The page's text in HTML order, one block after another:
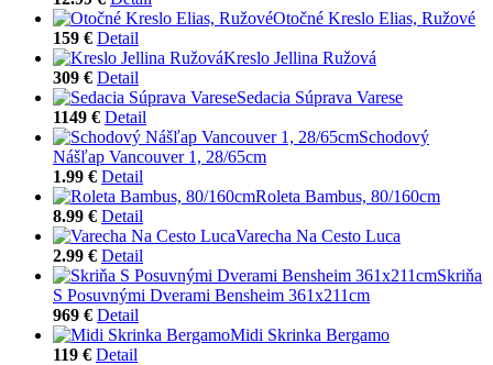
Otočné Kreslo Elias, Ružové
159 € Detail
Kreslo Jellina Ružová
309 € Detail
Sedacia Súprava Varese
1149 € Detail
Schodový
Nášľap Vancouver 1, 28/65cm
1.99 € Detail
Roleta Bambus, 80/160cm
8.99 € Detail
Varecha Na Cesto Luca
2.99 € Detail
Skriňa
S Posuvnými Dverami Bensheim 361x211cm
969 € Detail
Midi Skrinka Bergamo
119 € Detail